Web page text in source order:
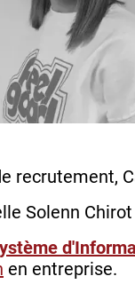
recrutement,
Solenn
en entreprise.